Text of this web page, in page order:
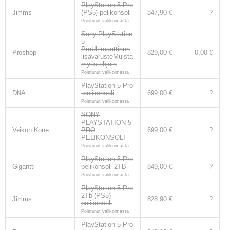
Jimms
PlayStation 5 Pro
(PS5) pelikonsoli
Poistunut valikoimasta
847,90 € ?
Proshop
Sony PlayStation
5
ProUltimaattinen
lisävarusteMuista
myös ohjain
Poistunut valikoimasta
829,00 € 0,00 €
DNA
PlayStation 5 Pro
-pelikonsoli
Poistunut valikoimasta
699,00 € ?
Veikon Kone
SONY
PLAYSTATION 5
PRO
PELIKONSOLI
Poistunut valikoimasta
699,00 € ?
Gigantti
PlayStation 5 Pro
pelikonsoli 2TB
Poistunut valikoimasta
849,00 € ?
Jimms
PlayStation 5 Pro
2Tb (PS5)
pelikonsoli
Poistunut valikoimasta
828,90 € ?
PlayStation 5 Pro